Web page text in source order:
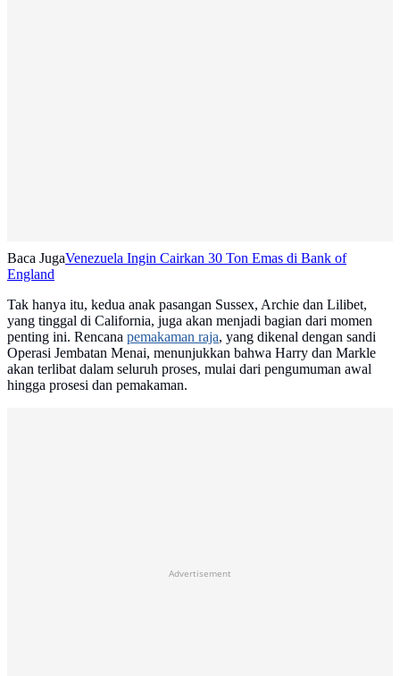
Baca JugaVenezuela Ingin Cairkan 30 Ton Emas di Bank of
England
Tak hanya itu, kedua anak pasangan Sussex, Archie dan Lilibet,
yang tinggal di California, juga akan menjadi bagian dari momen
penting ini. Rencana pemakaman raja, yang dikenal dengan sandi
Operasi Jembatan Menai, menunjukkan bahwa Harry dan Markle
akan terlibat dalam seluruh proses, mulai dari pengumuman awal
hingga prosesi dan pemakaman.
Advertisement